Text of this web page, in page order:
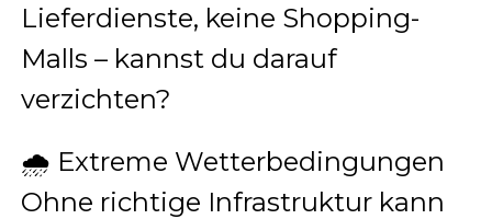
Lieferdienste, keine Shopping-
Malls – kannst du darauf
verzichten?
🌧 Extreme Wetterbedingungen
Ohne richtige Infrastruktur kann